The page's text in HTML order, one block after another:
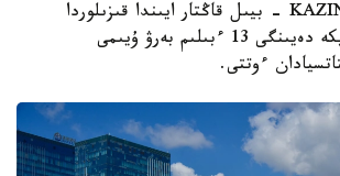
قىزىلوردا. KAZINFORM - بيىل قاڭتار ايىندا قىزىلوردا
وبلىسىنداعى مەكتەپكە دەيىنگى 13 ءبىلىم بەرۋ ۇيىمى
ءوتتى.